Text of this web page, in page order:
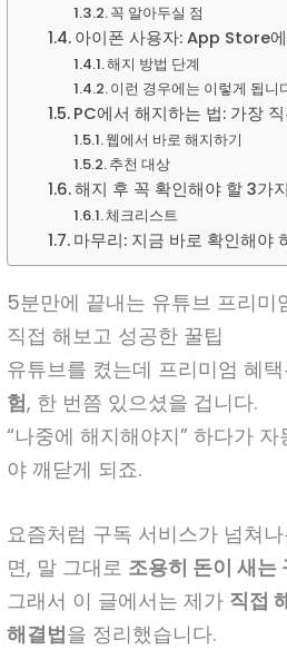
꼭 알아두실 점
아이폰 사용자: App Store
해지 방법 단계
이런 경우에는 이렇게 됩니
PC에서 해지하는 법: 가장
웹에서 바로 해지하기
추천 대상
해지 후 꼭 확인해야 할 3가
체크리스트
마무리: 지금 바로 확인해야
5분만에 끝내는 유튜브 프리
직접 해보고 성공한 꿀팁
유튜브를 켰는데 프리미엄 혜
험, 한 번쯤 있으셨을 겁니다.
“나중에 해지해야지” 하다가
야 깨닫게 되죠.
요즘처럼 구독 서비스가 넘쳐
면, 말 그대로 조용히 돈이 새는
그래서 이 글에서는 제가 직접
해결법을 정리했습니다.